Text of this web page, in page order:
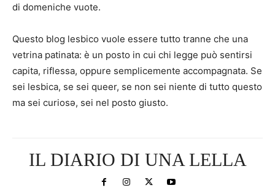
di domeniche vuote.
Questo blog lesbico vuole essere tutto tranne che una
vetrina patinata: è un posto in cui chi legge può sentirsi
capita, riflessa, oppure semplicemente accompagnata. Se
sei lesbica, se sei queer, se non sei niente di tutto questo
ma sei curiosə, sei nel posto giusto.
IL DIARIO DI UNA LELLA